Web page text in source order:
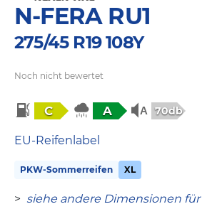
N-FERA RU1
275/45 R19 108Y
Noch nicht bewertet
C A 70db
EU-Reifenlabel
PKW-Sommerreifen XL
> siehe andere Dimensionen